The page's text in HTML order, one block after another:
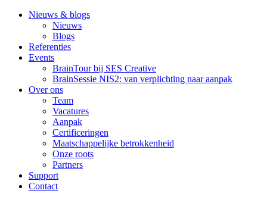
Nieuws & blogs
Nieuws
Blogs
Referenties
Events
BrainTour bij SES Creative
BrainSessie NIS2: van verplichting naar aanpak
Over ons
Team
Vacatures
Aanpak
Certificeringen
Maatschappelijke betrokkenheid
Onze roots
Partners
Support
Contact